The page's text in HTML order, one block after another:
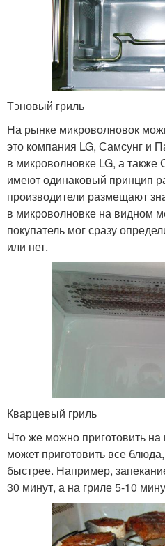
Тэновый гриль
На рынке микроволновок
это компания LG, Самсунг и
в микроволновке LG, а также
имеют одинаковый принцип
производители размещают
в микроволновке на видном
покупатель мог сразу
или нет.
Кварцевый гриль
Что же можно приготовить
может приготовить все
быстрее. Например,
30 минут, а на гриле 5-10